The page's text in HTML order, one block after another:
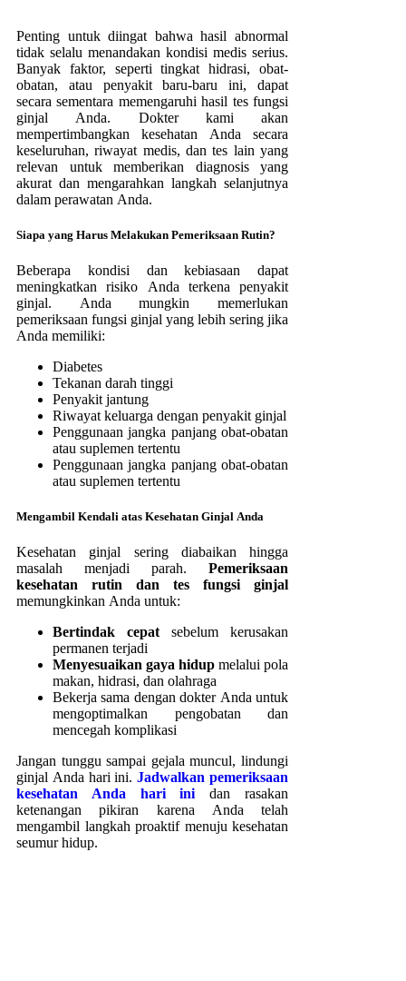
Penting untuk diingat bahwa hasil abnormal
tidak selalu menandakan kondisi medis serius.
Banyak faktor, seperti tingkat hidrasi, obat-
obatan, atau penyakit baru-baru ini, dapat
secara sementara memengaruhi hasil tes fungsi
ginjal Anda. Dokter kami akan
mempertimbangkan kesehatan Anda secara
keseluruhan, riwayat medis, dan tes lain yang
relevan untuk memberikan diagnosis yang
akurat dan mengarahkan langkah selanjutnya
dalam perawatan Anda.
Siapa yang Harus Melakukan Pemeriksaan Rutin?
Beberapa kondisi dan kebiasaan dapat
meningkatkan risiko Anda terkena penyakit
ginjal. Anda mungkin memerlukan
pemeriksaan fungsi ginjal yang lebih sering jika
Anda memiliki:
Diabetes
Tekanan darah tinggi
Penyakit jantung
Riwayat keluarga dengan penyakit ginjal
Penggunaan jangka panjang obat-obatan
atau suplemen tertentu
Penggunaan jangka panjang obat-obatan
atau suplemen tertentu
Mengambil Kendali atas Kesehatan Ginjal Anda
Kesehatan ginjal sering diabaikan hingga
masalah menjadi parah. Pemeriksaan
kesehatan rutin dan tes fungsi ginjal
memungkinkan Anda untuk:
Bertindak cepat sebelum kerusakan
permanen terjadi
Menyesuaikan gaya hidup melalui pola
makan, hidrasi, dan olahraga
Bekerja sama dengan dokter Anda untuk
mengoptimalkan pengobatan dan
mencegah komplikasi
Jangan tunggu sampai gejala muncul, lindungi
ginjal Anda hari ini. Jadwalkan pemeriksaan
kesehatan Anda hari ini dan rasakan
ketenangan pikiran karena Anda telah
mengambil langkah proaktif menuju kesehatan
seumur hidup.